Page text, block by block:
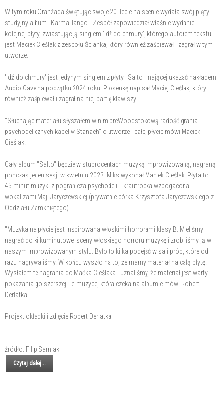
W tym roku Oranżada świętując swoje 20. lecie na scenie wydała swój piąty
studyjny album "Karma Tango". Zespół zapowiedział właśnie wydanie
kolejnej płyty, zwiastując ją singlem 'Idź do chmury', którego autorem tekstu
jest Maciek Cieślak z zespołu Ścianka, który również zaśpiewał i zagrał w tym
utworze.
'Idź do chmury' jest jedynym singlem z płyty "Salto" mającej ukazać nakładem
Audio Cave na początku 2024 roku. Piosenkę napisał Maciej Cieślak, który
również zaśpiewał i zagrał na niej partię klawiszy.
"Słuchając materiału słyszałem w nim preWoodstokową radość grania
psychodelicznych kapel w Stanach" o utworze i całej płycie mówi Maciek
Cieślak.
Cały album "Salto" będzie w stuprocentach muzyką improwizowaną, nagraną
podczas jeden sesji w kwietniu 2023. Miks wykonał Maciek Cieślak. Płyta to
45 minut muzyki z pogranicza psychodelii i krautrocka wzbogacona
wokalizami Maji Jaryczewskiej (prywatnie córka Krzysztofa Jaryczewskiego z
Oddziału Zamkniętego).
"Muzyka na płycie jest inspirowana włoskimi horrorami klasy B. Mieliśmy
nagrać do kilkuminutowej sceny włoskiego horroru muzykę i zrobiliśmy ją w
naszym improwizowanym stylu. Było to kilka podejść w sali prób, które od
razu nagrywaliśmy. W końcu wyszło na to, że mamy materiał na całą płytę.
Wysłałem te nagrania do Maćka Cieślaka i uznaliśmy, że materiał jest warty
pokazania go szerszej." o muzyce, która czeka na albumie mówi Robert
Derlatka.
Projekt okładki i zdjęcie Robert Derlatka
źródło: Filip Sarniak
Czytaj dalej...